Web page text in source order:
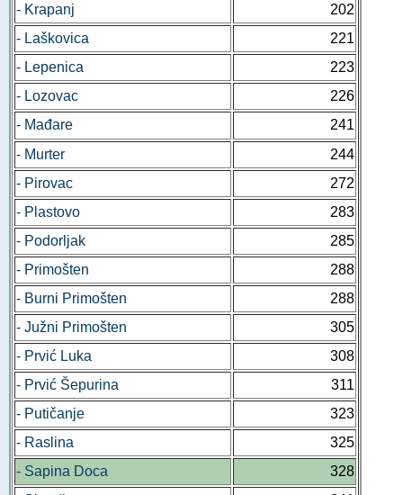
- Krapanj
202
- Laškovica
221
- Lepenica
223
- Lozovac
226
- Mađare
241
- Murter
244
- Pirovac
272
- Plastovo
283
- Podorljak
285
- Primošten
288
- Burni Primošten
288
- Južni Primošten
305
- Prvić Luka
308
- Prvić Šepurina
311
- Putičanje
323
- Raslina
325
- Sapina Doca
328